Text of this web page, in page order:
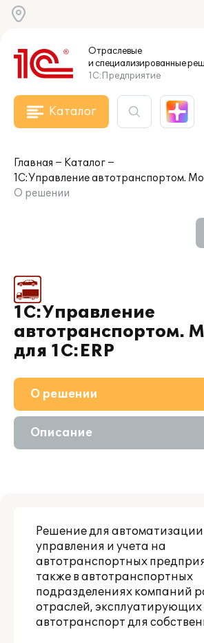
Отраслевые
и специализированные
1С:Предприятие
Каталог
Главная
Каталог
1С:Управление автотранспортом.
О решении
1С:Управление
автотранспортом.
для 1С:ERP
О решении
Приобретение
Партнерам
Описание
Сравнение версий
Решение для автоматизации
управления и учета на
автотранспортных
также в автотранспортных
подразделениях компаний
отраслей, эксплуатирующих
автотранспорт для